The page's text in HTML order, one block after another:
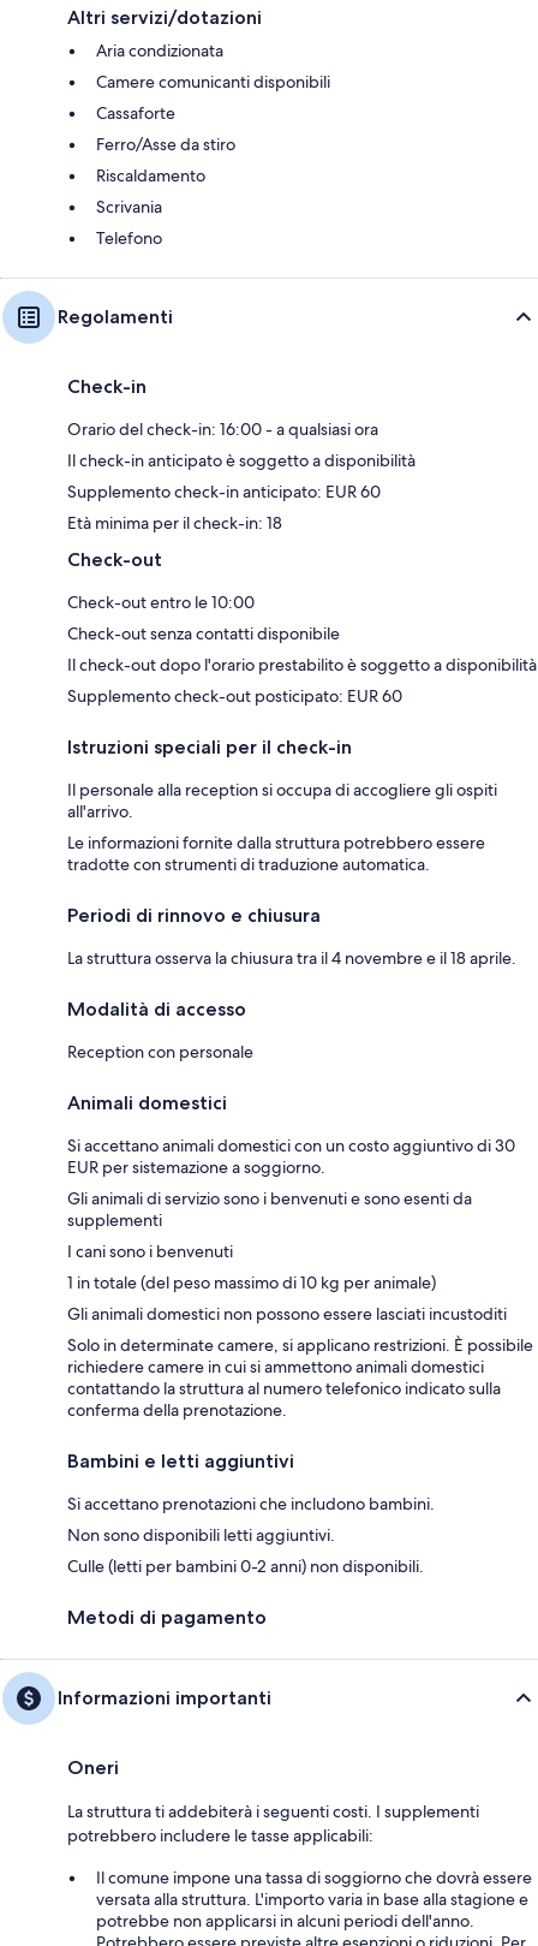
Altri servizi/dotazioni
Aria condizionata
Camere comunicanti disponibili
Cassaforte
Ferro/Asse da stiro
Riscaldamento
Scrivania
Telefono
Regolamenti
Check-in
Orario del check-in: 16:00 - a qualsiasi ora
Il check-in anticipato è soggetto a disponibilità
Supplemento check-in anticipato: EUR 60
Età minima per il check-in: 18
Check-out
Check-out entro le 10:00
Check-out senza contatti disponibile
Il check-out dopo l'orario prestabilito è soggetto a disponibilità
Supplemento check-out posticipato: EUR 60
Istruzioni speciali per il check-in
Il personale alla reception si occupa di accogliere gli ospiti
all'arrivo.
Le informazioni fornite dalla struttura potrebbero essere
tradotte con strumenti di traduzione automatica.
Periodi di rinnovo e chiusura
La struttura osserva la chiusura tra il 4 novembre e il 18 aprile.
Modalità di accesso
Reception con personale
Animali domestici
Si accettano animali domestici con un costo aggiuntivo di 30
EUR per sistemazione a soggiorno.
Gli animali di servizio sono i benvenuti e sono esenti da
supplementi
I cani sono i benvenuti
1 in totale (del peso massimo di 10 kg per animale)
Gli animali domestici non possono essere lasciati incustoditi
Solo in determinate camere, si applicano restrizioni. È possibile
richiedere camere in cui si ammettono animali domestici
contattando la struttura al numero telefonico indicato sulla
conferma della prenotazione.
Bambini e letti aggiuntivi
Si accettano prenotazioni che includono bambini.
Non sono disponibili letti aggiuntivi.
Culle (letti per bambini 0-2 anni) non disponibili.
Metodi di pagamento
Informazioni importanti
Oneri
La struttura ti addebiterà i seguenti costi. I supplementi
potrebbero includere le tasse applicabili:
Il comune impone una tassa di soggiorno che dovrà essere
versata alla struttura. L'importo varia in base alla stagione e
potrebbe non applicarsi in alcuni periodi dell'anno.